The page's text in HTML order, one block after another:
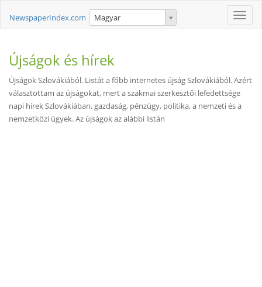
Toggle
NewspaperIndex.com Magyar
Újságok és hírek
Újságok Szlovákiából. Listát a főbb internetes újság Szlovákiából. Azért
választottam az újságokat, mert a szakmai szerkesztői lefedettsége
napi hírek Szlovákiában, gazdaság, pénzügy, politika, a nemzeti és a
nemzetközi ügyek. Az újságok az alábbi listán